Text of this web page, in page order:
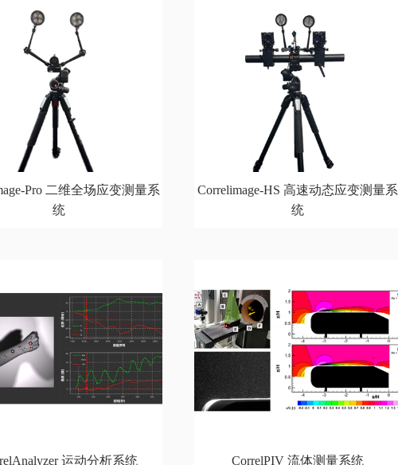
Pro 二维全场应变测量系
统
Correlimage-HS 高速动态应变测量系
统
运动分析系统 CorrelPIV 流体测量系统